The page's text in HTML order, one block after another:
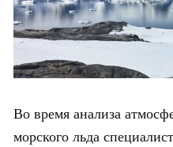
Во время анализа
морского льда